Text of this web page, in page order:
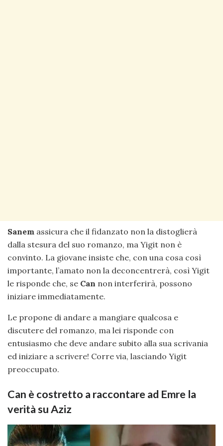
Sanem assicura che il fidanzato non la distoglierà
dalla stesura del suo romanzo, ma Yigit non è
convinto. La giovane insiste che, con una cosa così
importante, l’amato non la deconcentrerà, così Yigit
le risponde che, se Can non interferirà, possono
iniziare immediatamente.
Le propone di andare a mangiare qualcosa e
discutere del romanzo, ma lei risponde con
entusiasmo che deve andare subito alla sua scrivania
ed iniziare a scrivere! Corre via, lasciando Yigit
preoccupato.
Can è costretto a raccontare ad Emre la
verità su Aziz